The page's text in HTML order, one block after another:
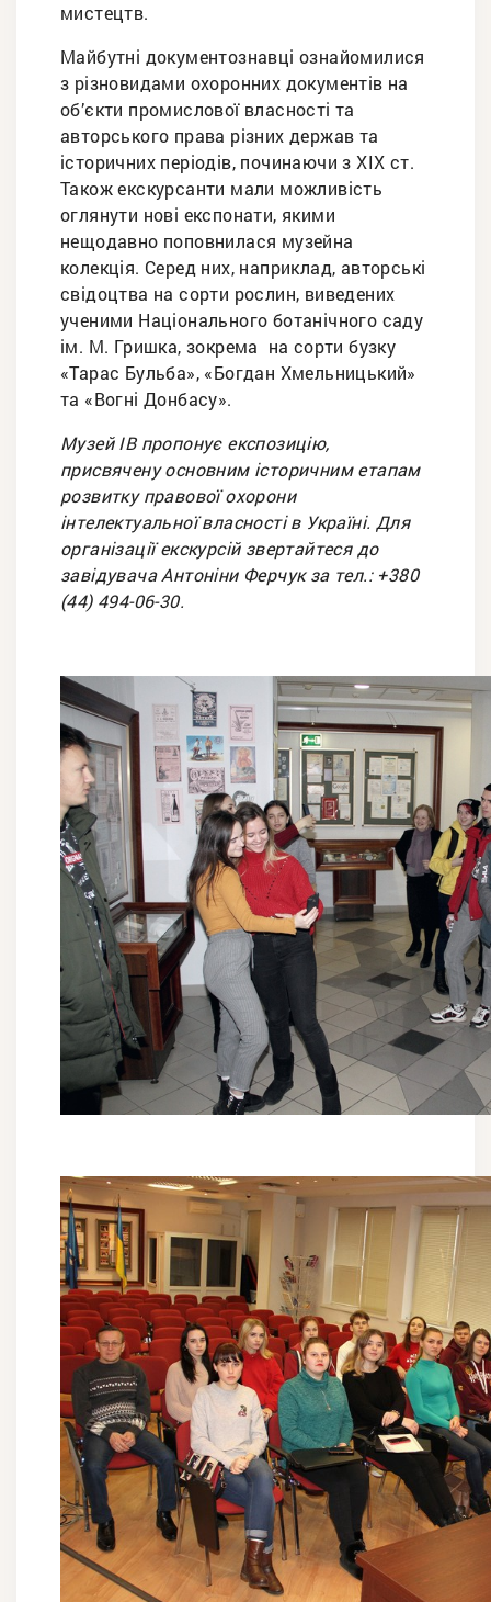
мистецтв.
Майбутні документознавці ознайомилися
з різновидами охоронних документів на
об’єкти промислової власності та
авторського права різних держав та
історичних періодів, починаючи з ХІХ ст.
Також екскурсанти мали можливість
оглянути нові експонати, якими
нещодавно поповнилася музейна
колекція. Серед них, наприклад, авторські
свідоцтва на сорти рослин, виведених
ученими Національного ботанічного саду
ім. М. Гришка, зокрема на сорти бузку
«Тарас Бульба», «Богдан Хмельницький»
та «Вогні Донбасу».
Музей ІВ пропонує експозицію,
присвячену основним історичним етапам
розвитку правової охорони
інтелектуальної власності в Україні. Для
організації екскурсій звертайтеся до
завідувача Антоніни Ферчук за тел.: +380
(44) 494-06-30.